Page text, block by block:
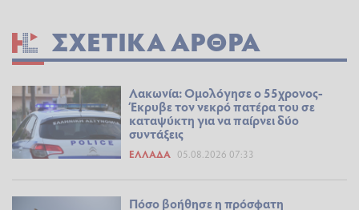
ΣΧΕΤΙΚΆ ΆΡΘΡΑ
Λακωνία: Ομολόγησε ο 55χρονος-
Έκρυβε τον νεκρό πατέρα του σε
καταψύκτη για να παίρνει δύο
συντάξεις
ΕΛΛΆΔΑ 05.08.2026 07:33
Πόσο βοήθησε η πρόσφατη